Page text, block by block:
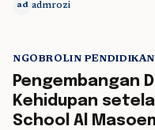
ad admrozi
NGOBROLIN PENDIDIKAN
Pengembangan
Kehidupan
School Al